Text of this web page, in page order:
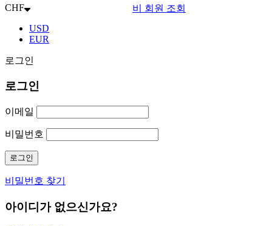
비 회원 조회
CHF
USD
EUR
로그인
로그인
이메일
비밀번호
비밀번호 찾기
아이디가 없으신가요?